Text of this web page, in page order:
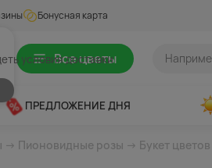
условия доставки
Бонусная карта
Все цветы
ПРЕДЛОЖЕНИЕ ДНЯ
→ Пионовидные розы → Букет